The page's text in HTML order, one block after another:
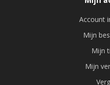
Account
Mijn
Mijn
Mijn